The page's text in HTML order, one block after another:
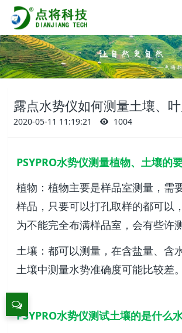
露点水势仪如何测量土壤、
2020-05-11 11:19:21 1004
PSYPRO水势仪测量植物、土壤的
植物：植物主要是样品室测量，需
样品，只要可以打孔取样的都可以
为不能完全布满样品室，会有些许
土壤：都可以测量，在含盐量、含
土壤中测量水势准确度可能比较差。
PSYPRO水势仪测试土壤的是什么